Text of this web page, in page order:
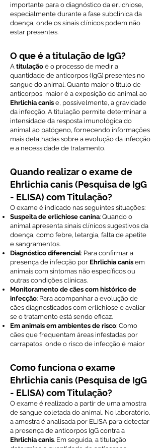
importante para o diagnóstico da erlichiose,
especialmente durante a fase subclínica da
doença, onde os sinais clínicos podem não
estar presentes.
O que é a titulação de IgG?
A titulação é o processo de medir a
quantidade de anticorpos (IgG) presentes no
sangue do animal. Quanto maior o título de
anticorpos, maior é a exposição do animal ao
Ehrlichia canis e, possivelmente, a gravidade
da infecção. A titulação permite determinar a
intensidade da resposta imunológica do
animal ao patógeno, fornecendo informações
mais detalhadas sobre a evolução da infecção
e a necessidade de tratamento.
Quando realizar o exame de
Ehrlichia canis (Pesquisa de IgG
- ELISA) com Titulação?
O exame é indicado nas seguintes situações:
Suspeita de erlichiose canina: Quando o
animal apresenta sinais clínicos sugestivos da
doença, como febre, letargia, falta de apetite
e sangramentos.
Diagnóstico diferencial: Para confirmar a
presença de infecção por Ehrlichia canis em
animais com sintomas não específicos ou
outras condições clínicas.
Monitoramento de cães com histórico de
infecção: Para acompanhar a evolução de
cães diagnosticados com erlichiose e avaliar
se o tratamento está sendo eficaz.
Em animais em ambientes de risco: Como
cães que frequentam áreas infestadas por
carrapatos, onde o risco de infecção é maior
Como funciona o exame
Ehrlichia canis (Pesquisa de IgG
- ELISA) com Titulação?
O exame é realizado a partir de uma amostra
de sangue coletada do animal. No laboratório,
a amostra é analisada por ELISA para detectar
a presença de anticorpos IgG contra a
Ehrlichia canis. Em seguida, a titulação